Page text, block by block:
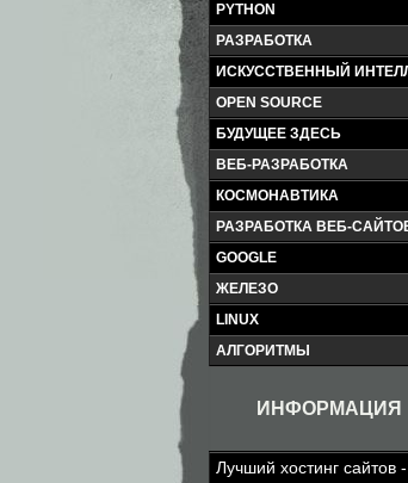
PYTHON
РАЗРАБОТКА
ИСКУССТВЕННЫЙ
OPEN SOURCE
БУДУЩЕЕ ЗДЕСЬ
ВЕБ-РАЗРАБОТКА
КОСМОНАВТИКА
РАЗРАБОТКА ВЕБ-
GOOGLE
ЖЕЛЕЗО
LINUX
АЛГОРИТМЫ
ИНФОРМАЦИЯ
Лучший хостинг сайтов